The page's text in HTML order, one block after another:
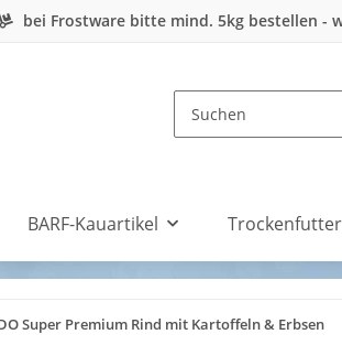
bei Frostware bitte mind. 5kg bestellen -
BARF-Kauartikel Trockenfutter
Super Premium Rind mit Kartoffeln & Erbsen